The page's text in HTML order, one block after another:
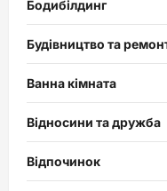
Бодибілдинг
Будівництво та
Ванна кімната
Відносини та дружба
Відпочинок